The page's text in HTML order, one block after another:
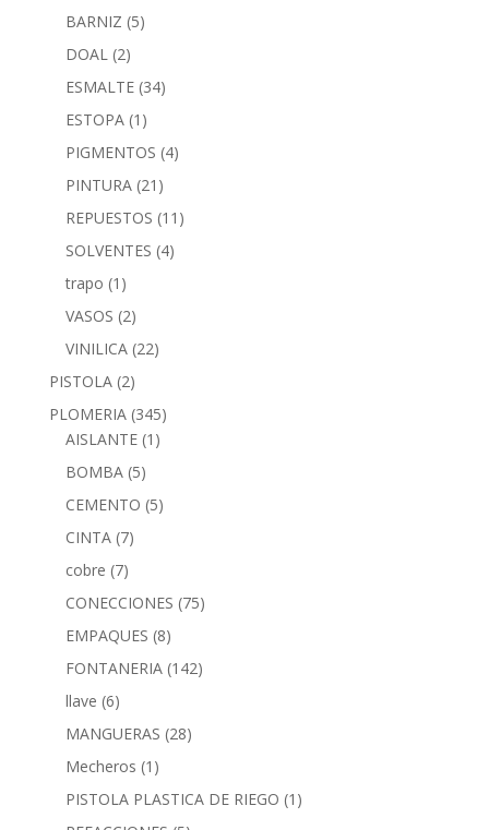
BARNIZ (5)
DOAL (2)
ESMALTE (34)
ESTOPA (1)
PIGMENTOS (4)
PINTURA (21)
REPUESTOS (11)
SOLVENTES (4)
trapo (1)
VASOS (2)
VINILICA (22)
PISTOLA (2)
PLOMERIA (345)
AISLANTE (1)
BOMBA (5)
CEMENTO (5)
CINTA (7)
cobre (7)
CONECCIONES (75)
EMPAQUES (8)
FONTANERIA (142)
llave (6)
MANGUERAS (28)
Mecheros (1)
PISTOLA PLASTICA DE RIEGO (1)